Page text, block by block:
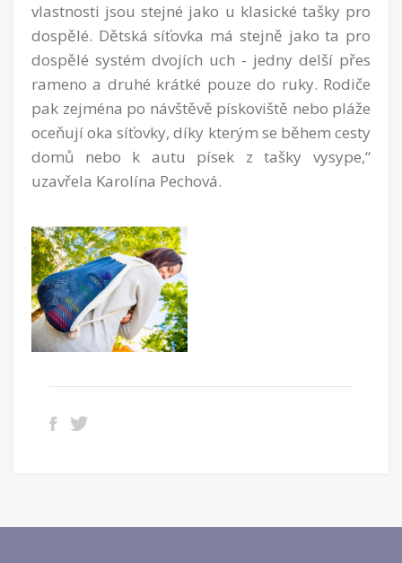
vlastnosti jsou stejné jako u klasické tašky pro
dospělé. Dětská síťovka má stejně jako ta pro
dospělé systém dvojích uch - jedny delší přes
rameno a druhé krátké pouze do ruky. Rodiče
pak zejména po návštěvě pískoviště nebo pláže
oceňují oka síťovky, díky kterým se během cesty
domů nebo k autu písek z tašky vysype,“
uzavřela Karolína Pechová.